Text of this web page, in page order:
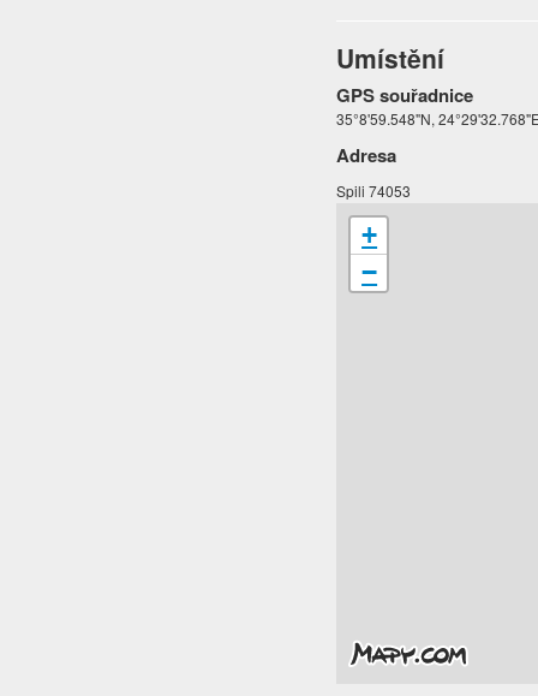
Umístění
GPS souřadnice
35°8'59.548"N,
Adresa
Spili 74053
+
−